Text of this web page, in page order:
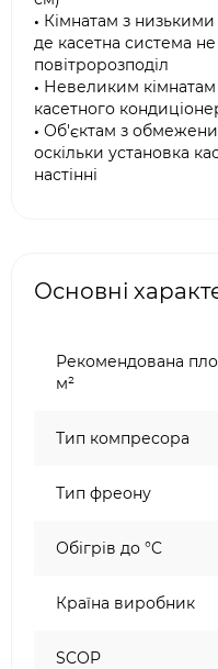
• Кімнатам з
де касетна система
повітророзподіл
• Невеликим
касетного
• Об'єктам з
оскільки установка
настінні
Основні
Рекомендована
м²
Тип компресора
Тип фреону
Обігрів до °C
Країна виробник
SCOP